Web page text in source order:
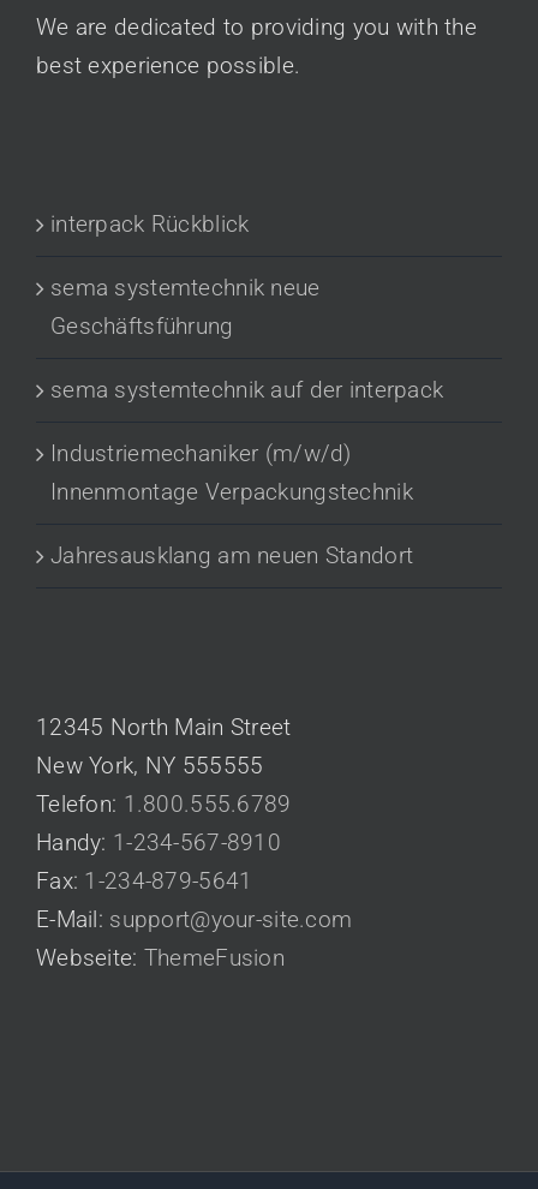
We are dedicated to providing you with the
best experience possible.
interpack Rückblick
sema systemtechnik neue
Geschäftsführung
sema systemtechnik auf der interpack
Industriemechaniker (m/w/d)
Innenmontage Verpackungstechnik
Jahresausklang am neuen Standort
12345 North Main Street
New York, NY 555555
Telefon: 1.800.555.6789
Handy: 1-234-567-8910
Fax: 1-234-879-5641
E-Mail: support@your-site.com
Webseite: ThemeFusion